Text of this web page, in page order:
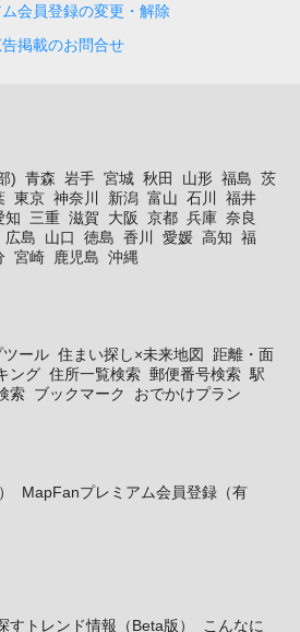
会員登録の変更・解除
告掲載のお問合せ
) 青森 岩手 宮城 秋田 山形 福島 茨
東京 神奈川 新潟 富山 石川
福井
知 三重 滋賀 大阪 京都 兵庫 奈良
広島 山口 徳島 香川 愛媛 高知 福
宮崎 鹿児島 沖縄
ツール 住まい探し×未来地図
距離・面
ング 住所一覧検索 郵便番号検索 駅
索 ブックマーク おでかけプラン
MapFanプレミアム会員登録（有
すトレンド情報（Beta版）
こんなに